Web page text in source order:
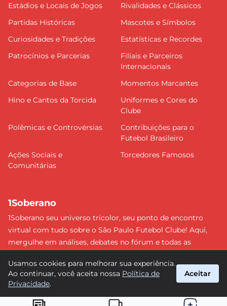
Estádios e Locais de Jogos
Rivalidades e Clássicos
Partidas Históricas
Mascotes e Símbolos
Curiosidades e Tradições
Estatísticas e Recordes
Patrocínios e Parcerias
Filiais e Parceiros
Internacionais
Categorias de Base
Momentos Marcantes
Hino e Cantos da Torcida
Uniformes e Cores do
Clube
Polêmicas e Controvérsias
Contribuições para o
Futebol Brasileiro
Ações Sociais e
Comunitárias
Torcedores Famosos
1Soberano
1Soberano seu universo tricolor, seu ponto de encontro
virtual com tudo sobre o São Paulo Futebol Clube! Aqui,
mergulhe em análises, debates no fórum e todas as
detalhe e faça parte dessa comunidade apaixonada pelo
tricolor paulista. #SPFC #SãoPaulo #1Soberano
Usamos cookies para melhorar sua experiência.
Ao continuar, você aceita nossa Política de
Privacidade.
Aceitar